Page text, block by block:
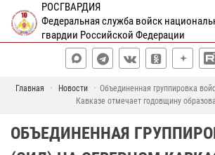
РОСГВАРДИЯ
Федеральная служба войск
гвардии Российской Федерации
Главная Новости
Объединенная группировка
Кавказе отмечает годовщину
ОБЪЕДИНЕННАЯ